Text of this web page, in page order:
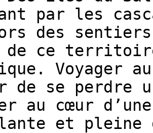
par les
des
de ce
Voyager
de se perdre
au cœur
et pleine